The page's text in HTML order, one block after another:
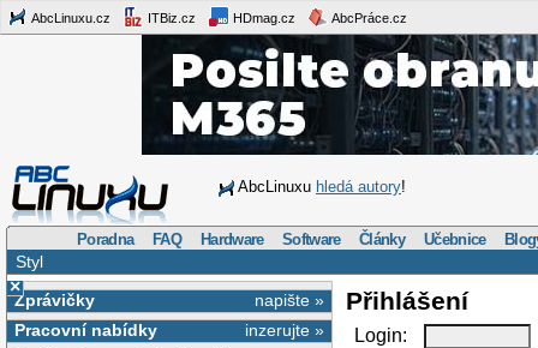
AbcLinuxu.cz ITBiz.cz HDmag.cz AbcPráce.cz
AbcLinuxu hledá autory!
Poradna FAQ Hardware Software Články Učebnice
Styl
×
napište »
Zprávičky
inzerujte »
Pracovní nabídky
Přihlášení
Login: